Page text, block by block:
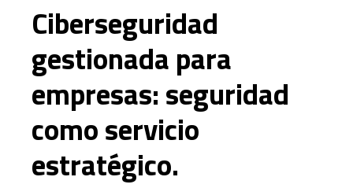
Ciberseguridad
gestionada para
empresas: seguridad
como servicio
estratégico.